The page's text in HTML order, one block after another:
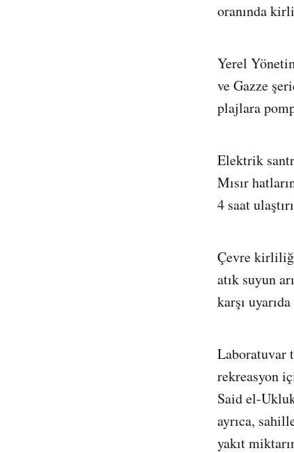
oranında
Yerel
ve Gazze
plajlara
Elektrik
Mısır
4 saat
Çevre
atık suyun
karşı
Laboratuvar
rekreasyon
Said el-
ayrıca,
yakıt